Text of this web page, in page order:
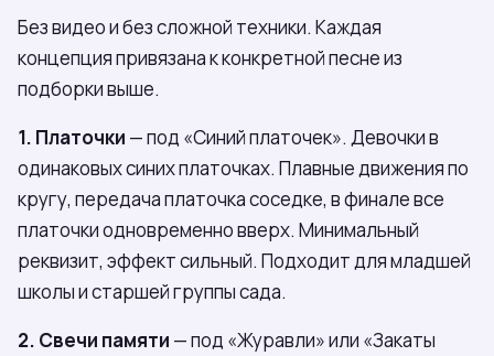
Без видео и без сложной техники. Каждая
концепция привязана к конкретной песне из
подборки выше.
1. Платочки — под «Синий платочек». Девочки в
одинаковых синих платочках. Плавные движения по
кругу, передача платочка соседке, в финале все
платочки одновременно вверх. Минимальный
реквизит, эффект сильный. Подходит для младшей
школы и старшей группы сада.
2. Свечи памяти — под «Журавли» или «Закаты